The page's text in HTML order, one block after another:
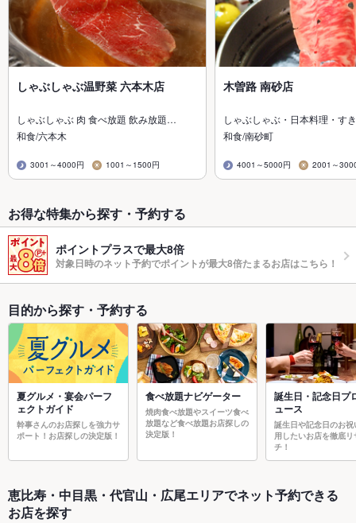
しゃぶしゃぶ温野菜 六本木店
しゃぶしゃぶ 肉 食べ放題 飲み放題…
和食/六本木
3001～4000円 1001～1500円
木曽路 南砂店
しゃぶしゃぶ・日本料理・す
和食/南砂町
4001～5000円 2001～
お得な特集から探す・予約する
ポイントプラスで最大8倍
対象日時のネット予約でポイントが最大8倍たまるお店はこちら！
目的から探す・予約する
夏グルメ・宴会パーフ
ェクトガイド
幹事さんのお店探しを強力サ
ポート！お店探しの決定版！
食べ放題ナビゲーター
焼肉食べ放題やスイーツ食べ
放題など食べ放題お店探しの
決定版！
誕生日・記念日プ
ュース
誕生日や記念日のお祝
用したいお店を徹底リ
チ！
恵比寿・中目黒・代官山・広尾エリアでネット予約できる
お店を探す